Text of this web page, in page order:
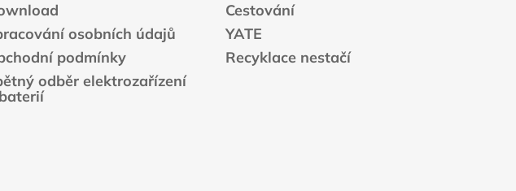
osobních údajů
podmínky
odběr elektrozařízení
Cestování
YATE
Recyklace nestačí